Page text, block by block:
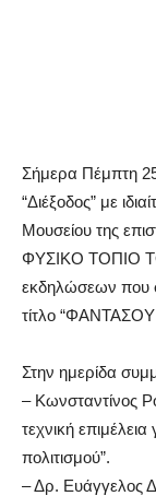
Σήμερα Πέμπτη
“Διέξοδος” με
Μουσείου της
ΦΥΣΙΚΟ ΤΟΠΙΟ
εκδηλώσεων που
τίτλο
Στην ημερίδα
– Κωνσταντίνος
τεχνική
πολιτισμού”.
– Δρ. Ευάγγελος